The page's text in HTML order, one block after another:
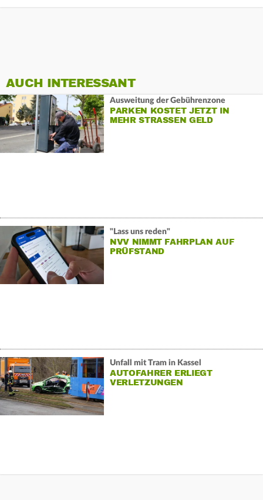
AUCH INTERESSANT
Ausweitung der Gebührenzone
PARKEN KOSTET JETZT IN
MEHR STRASSEN GELD
"Lass uns reden"
NVV NIMMT FAHRPLAN AUF
PRÜFSTAND
Unfall mit Tram in Kassel
AUTOFAHRER ERLIEGT
VERLETZUNGEN